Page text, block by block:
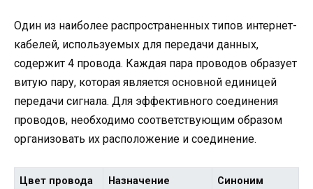
Один из наиболее распространенных типов интернет-
кабелей, используемых для передачи данных,
содержит 4 провода. Каждая пара проводов образует
витую пару, которая является основной единицей
передачи сигнала. Для эффективного соединения
проводов, необходимо соответствующим образом
организовать их расположение и соединение.
Цвет провода Назначение Синоним